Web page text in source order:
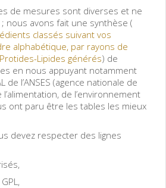
de mesures sont diverses et ne
nous avons fait une synthèse (
classés suivant vos
alphabétique, par rayons de
Lipides générés) de
en nous appuyant notamment
de l’ANSES (agence nationale de
de l’environnement
ont paru être les tables les mieux
devez respecter des lignes